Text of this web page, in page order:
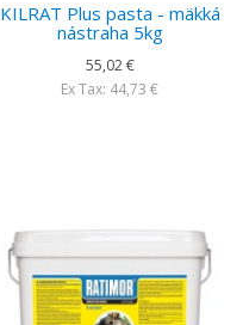
KILRAT Plus pasta - mäkká
nástraha 5kg
55,02 €
Ex Tax: 44,73 €